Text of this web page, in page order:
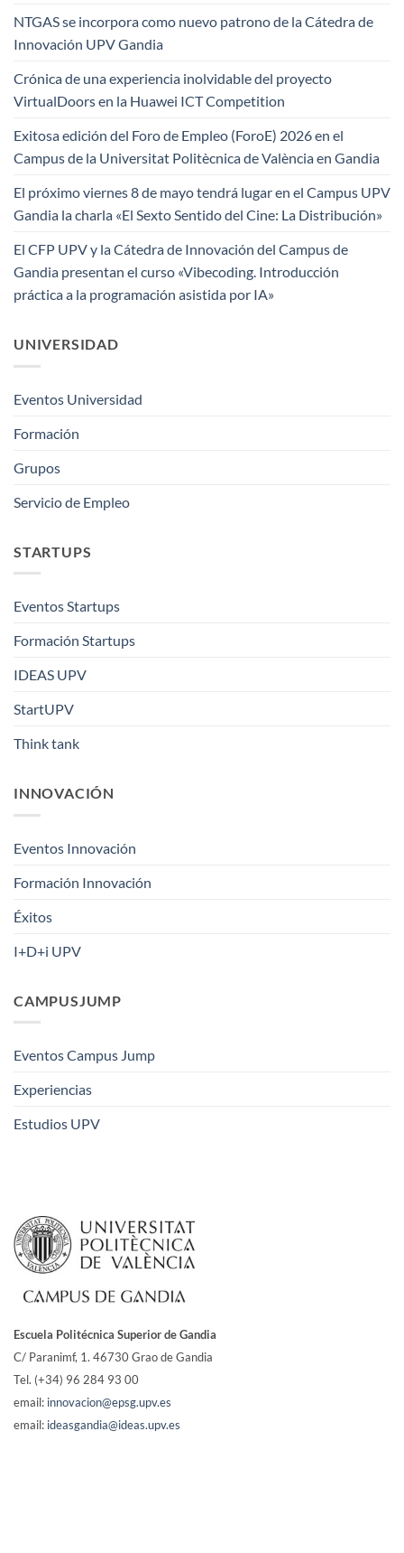
NTGAS se incorpora como nuevo patrono de la Cátedra de
Innovación UPV Gandia
Crónica de una experiencia inolvidable del proyecto
VirtualDoors en la Huawei ICT Competition
Exitosa edición del Foro de Empleo (ForoE) 2026 en el
Campus de la Universitat Politècnica de València en Gandia
El próximo viernes 8 de mayo tendrá lugar en el Campus UPV
Gandia la charla «El Sexto Sentido del Cine: La Distribución»
El CFP UPV y la Cátedra de Innovación del Campus de
Gandia presentan el curso «Vibecoding. Introducción
práctica a la programación asistida por IA»
UNIVERSIDAD
Eventos Universidad
Formación
Grupos
Servicio de Empleo
STARTUPS
Eventos Startups
Formación Startups
IDEAS UPV
StartUPV
Think tank
INNOVACIÓN
Eventos Innovación
Formación Innovación
Éxitos
I+D+i UPV
CAMPUSJUMP
Eventos Campus Jump
Experiencias
Estudios UPV
Escuela Politécnica Superior de Gandia
C/ Paranimf, 1. 46730 Grao de Gandia
Tel. (+34) 96 284 93 00
email: innovacion@epsg.upv.es
email: ideasgandia@ideas.upv.es